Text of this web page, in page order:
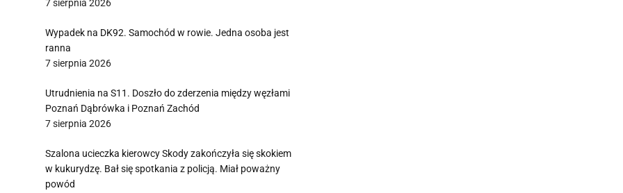
7 sierpnia 2026
Wypadek na DK92. Samochód w rowie. Jedna osoba jest
ranna
7 sierpnia 2026
Utrudnienia na S11. Doszło do zderzenia między węzłami
Poznań Dąbrówka i Poznań Zachód
7 sierpnia 2026
Szalona ucieczka kierowcy Skody zakończyła się skokiem
w kukurydzę. Bał się spotkania z policją. Miał poważny
powód